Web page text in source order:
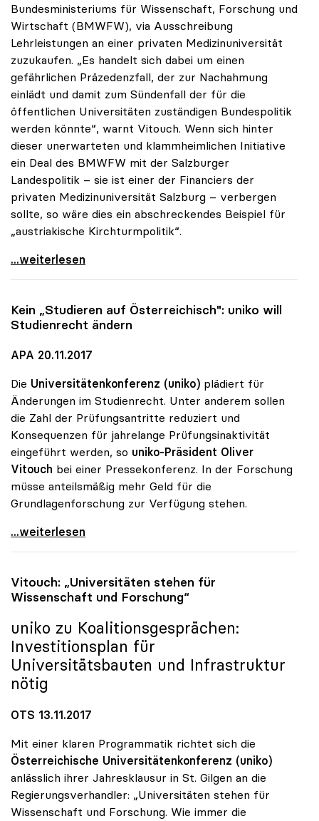
Bundesministeriums für Wissenschaft, Forschung und
Wirtschaft (BMWFW), via Ausschreibung
Lehrleistungen an einer privaten Medizinuniversität
zuzukaufen. „Es handelt sich dabei um einen
gefährlichen Präzedenzfall, der zur Nachahmung
einlädt und damit zum Sündenfall der für die
öffentlichen Universitäten zuständigen Bundespolitik
werden könnte“, warnt Vitouch. Wenn sich hinter
dieser unerwarteten und klammheimlichen Initiative
ein Deal des BMWFW mit der Salzburger
Landespolitik – sie ist einer der Financiers der
privaten Medizinuniversität Salzburg – verbergen
sollte, so wäre dies ein abschreckendes Beispiel für
„austriakische Kirchturmpolitik“.
uniko sieht in Zukauf von Medizinstudienplätzen
...weiterlesen
Kein „Studieren auf Österreichisch": uniko will
Studienrecht ändern
APA 20.11.2017
Die Universitätenkonferenz (uniko) plädiert für
Änderungen im Studienrecht. Unter anderem sollen
die Zahl der Prüfungsantritte reduziert und
Konsequenzen für jahrelange Prüfungsinaktivität
eingeführt werden, so uniko-Präsident Oliver
Vitouch bei einer Pressekonferenz. In der Forschung
müsse anteilsmäßig mehr Geld für die
Grundlagenforschung zur Verfügung stehen.
Kein „Studieren auf Österreichisch\": uniko will
...weiterlesen
Vitouch: „Universitäten stehen für
Wissenschaft und Forschung“
uniko zu Koalitionsgesprächen:
Investitionsplan für
Universitätsbauten und Infrastruktur
nötig
OTS 13.11.2017
Mit einer klaren Programmatik richtet sich die
Österreichische Universitätenkonferenz (uniko)
anlässlich ihrer Jahresklausur in St. Gilgen an die
Regierungsverhandler: „Universitäten stehen für
Wissenschaft und Forschung. Wie immer die